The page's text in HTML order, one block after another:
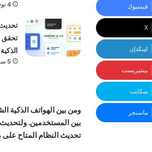
4 نوفمبر، 2024
تحقق
5 سبتمبر، 2022
ومن بين الهواتف الذكية
بين المستخدمين. ولتحديث
تحديث النظام المتاح
فيسبوك
‫X
لينكدإن
بينتيريست
سكايب
ماسنجر